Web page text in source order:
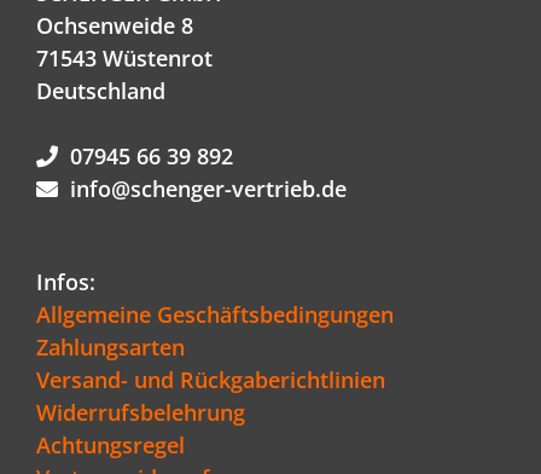
Ochsenweide 8
71543 Wüstenrot
Deutschland
07945 66 39 892
info@schenger-vertrieb.de
Infos:
Allgemeine Geschäftsbedingungen
Zahlungsarten
Versand- und Rückgaberichtlinien
Widerrufsbelehrung
Achtungsregel